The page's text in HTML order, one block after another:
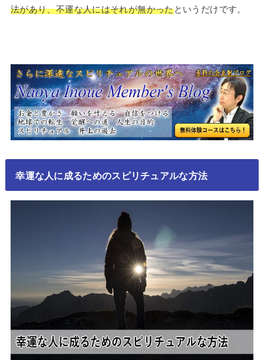
法があり、不運な人にはそれが無かったというだけです。
幸運な人に成るためのスピリチュアルな方法